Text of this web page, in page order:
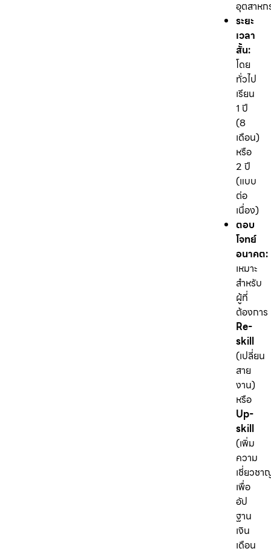
อุตสาห
ระยะ
เวลา
สั้น:
โดย
ทั่วไป
เรียน
1 ปี
(8
เดือน)
หรือ
2 ปี
(แบบ
ต่อ
เนื่อง)
ตอบ
โจทย์
อนาคต:
เหมาะ
สำหรับ
ผู้ที่
ต้องการ
Re-
skill
(เปลี่ยน
สาย
งาน)
หรือ
Up-
skill
(เพิ่ม
ความ
เชี่ยวช
เพื่อ
อัป
ฐาน
เงิน
เดือน